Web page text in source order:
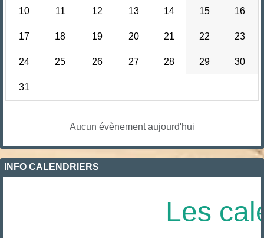
10 11 12 13 14 15 16
17 18 19 20 21 22 23
24 25 26 27 28 29 30
31
Aucun évènement aujourd'hui
INFO CALENDRIERS
Les